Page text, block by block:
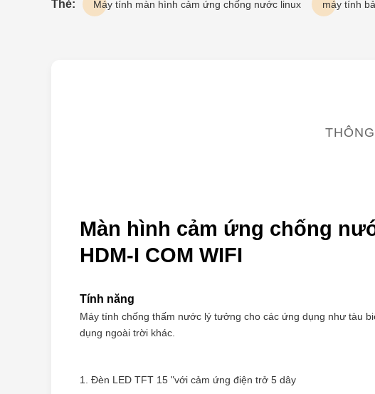
Thẻ: Máy tính màn hình cảm ứng chống nước linux máy tính
Màn hình cảm ứng chống
HDM-I COM WIFI
Tính năng
Máy tính chống thấm nước lý tưởng cho các ứng dụng như tàu
dụng ngoài trời khác.
1. Đèn LED TFT 15 "với cảm ứng điện trở 5 dây